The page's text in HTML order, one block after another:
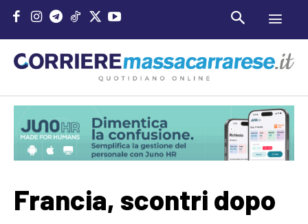
Francia, scontri dopo